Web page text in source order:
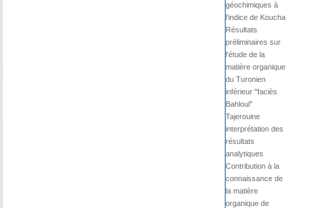
géochimiques à
l'indice de Koucha
Résultats
préliminaires sur
l'étude de la
matière organique
du Turonien
inférieur "faciès
Bahloul"
Tajerouine
interprétation des
résultats
analytiques
Contribution à la
connaissance de
la matière
organique de